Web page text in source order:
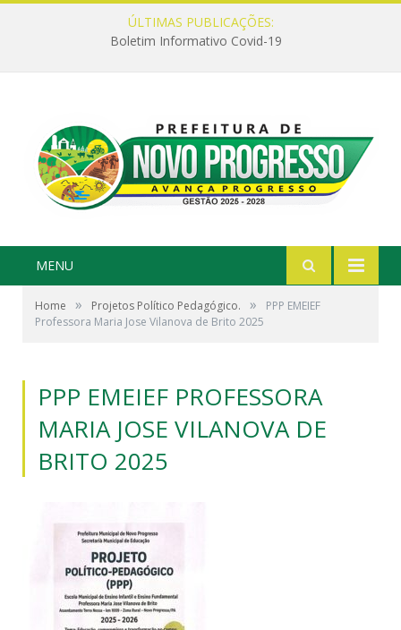
ÚLTIMAS PUBLICAÇÕES:
Boletim Informativo Covid-19
MENU
Home » Projetos Político Pedagógico. »
PPP EMEIEF
Professora Maria Jose Vilanova de Brito 2025
PPP EMEIEF PROFESSORA
MARIA JOSE VILANOVA DE
BRITO 2025